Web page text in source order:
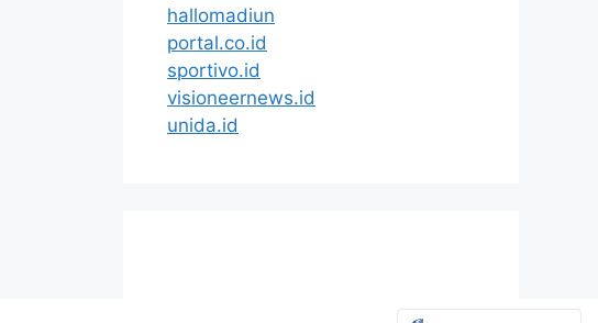
hallomadiun
portal.co.id
sportivo.id
visioneernews.id
unida.id